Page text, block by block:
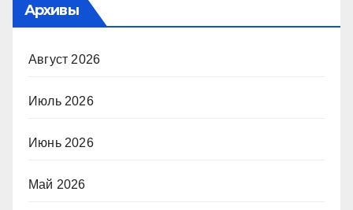
Архивы
Август 2026
Июль 2026
Июнь 2026
Май 2026